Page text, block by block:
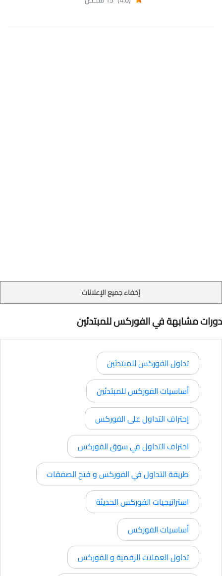
إخفاء جميع الإعلانات
دورات مشابهة في الفوركس للمبتدئين
تداول الفوركس للمبتدئين
أساسيات الفوركس للمبتدئين
إحتراف التداول على الفوركس
احتراف التداول في سوق الفوركس
طريقة التداول في الفوركس و فتح الصفقات
استراتيجيات الفوركس الحديثة
أساسيات الفوركس
تداول العملات الرقمية و الفوركس